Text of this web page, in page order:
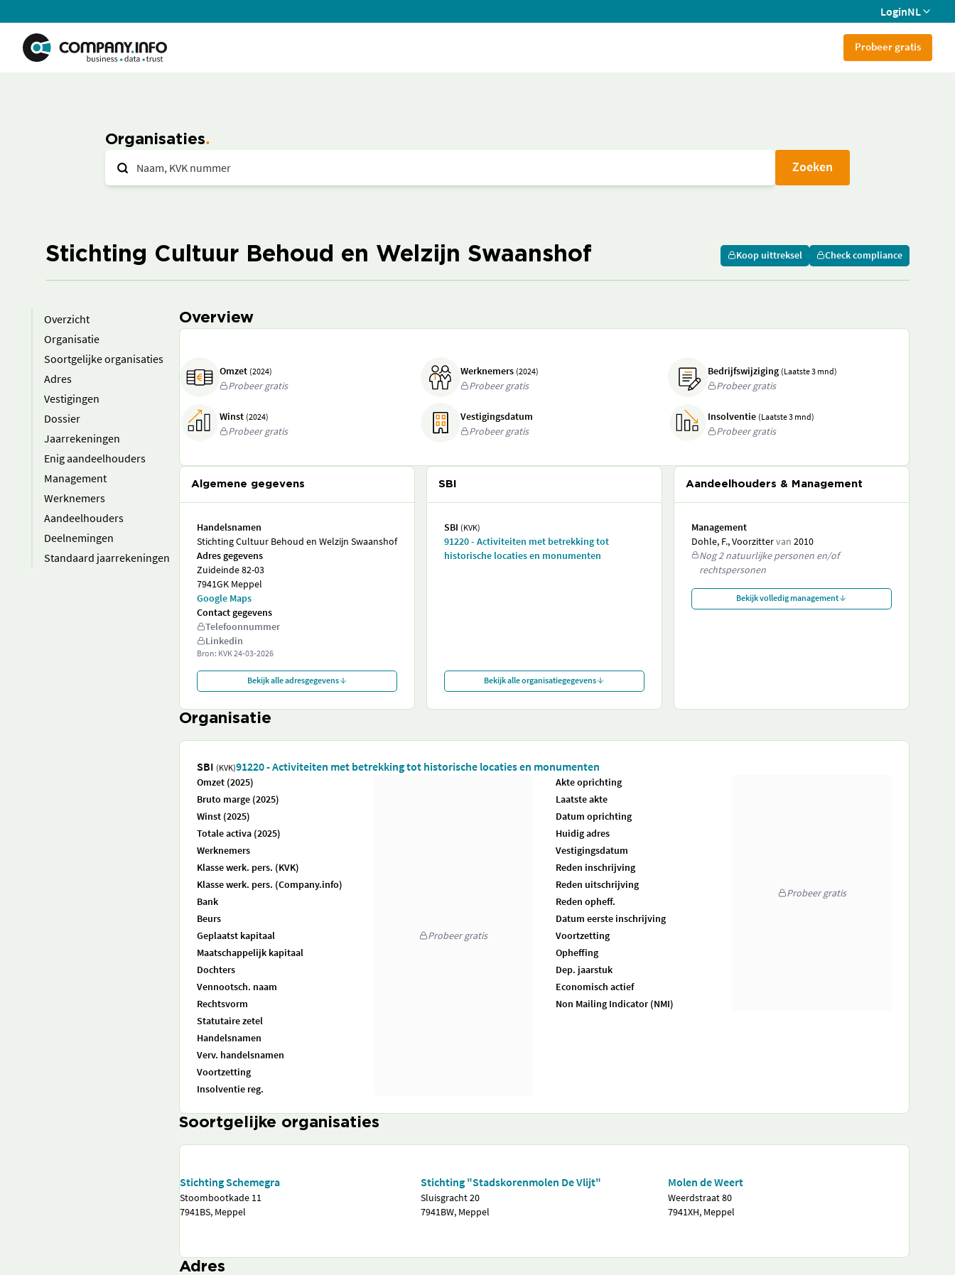
LoginNL
Probeer gratis
Organisaties
Zoeken
Stichting Cultuur Behoud en Welzijn Swaanshof Koop uittreksel Check compliance
Overzicht
Organisatie
Soortgelijke organisaties
Adres
Vestigingen
Dossier
Jaarrekeningen
Enig aandeelhouders
Management
Werknemers
Aandeelhouders
Deelnemingen
Standaard jaarrekeningen
Overview
Omzet (2024)
Probeer gratis
Werknemers (2024)
Probeer gratis
Bedrijfswijziging (Laatste 3 mnd)
Probeer gratis
Winst (2024)
Probeer gratis
Vestigingsdatum
Probeer gratis
Insolventie (Laatste 3 mnd)
Probeer gratis
Algemene gegevens
Handelsnamen
Stichting Cultuur Behoud en Welzijn Swaanshof
Adres gegevens
Zuideinde 82-03
7941GK Meppel
Google Maps
Contact gegevens
Telefoonnummer
Linkedin
Bron: KVK24-03-2026
Bekijk alle adresgegevens
SBI
SBI (KVK)
91220 - Activiteiten met betrekking tot
historische locaties en monumenten
Bekijk alle organisatiegegevens
Aandeelhouders & Management
Management
Dohle, F., Voorzittervan 2010
Nog 2 natuurlijke personen en/of
rechtspersonen
Bekijk volledig management
Organisatie
SBI (KVK)91220 - Activiteiten met betrekking tot historische locaties en monumenten
Omzet (2025)
Bruto marge (2025)
Winst (2025)
Totale activa (2025)
Werknemers
Klasse werk. pers. (KVK)
Klasse werk. pers. (Company.info)
Bank
Beurs
Geplaatst kapitaal
Maatschappelijk kapitaal
Dochters
Vennootsch. naam
Rechtsvorm
Statutaire zetel
Handelsnamen
Verv. handelsnamen
Voortzetting
Insolventie reg.
Probeer gratis
Akte oprichting
Laatste akte
Datum oprichting
Huidig adres
Vestigingsdatum
Reden inschrijving
Reden uitschrijving
Reden opheff.
Datum eerste inschrijving
Voortzetting
Opheffing
Dep. jaarstuk
Economisch actief
Non Mailing Indicator (NMI)
Probeer gratis
Soortgelijke organisaties
Stichting Schemegra
Stoombootkade 11
7941BS, Meppel
Stichting "Stadskorenmolen De Vlijt"
Sluisgracht 20
7941BW, Meppel
Molen de Weert
Weerdstraat 80
7941XH, Meppel
Adres